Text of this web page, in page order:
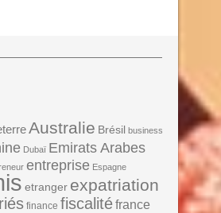
Australie Brésil business
Dubaï Emirats Arabes
entreprise Espagne
etranger expatriation
finance fiscalitéfrance